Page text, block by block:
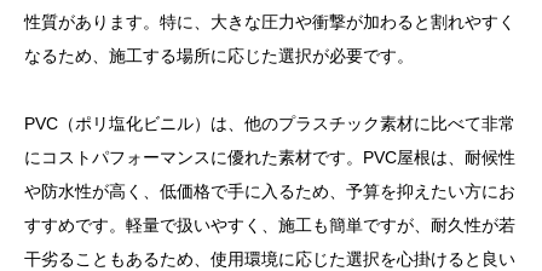
性質があります。特に、大きな圧力や衝撃が加わると割れやすく
なるため、施工する場所に応じた選択が必要です。
PVC（ポリ塩化ビニル）は、他のプラスチック素材に比べて非常
にコストパフォーマンスに優れた素材です。PVC屋根は、耐候性
や防水性が高く、低価格で手に入るため、予算を抑えたい方にお
すすめです。軽量で扱いやすく、施工も簡単ですが、耐久性が若
干劣ることもあるため、使用環境に応じた選択を心掛けると良い